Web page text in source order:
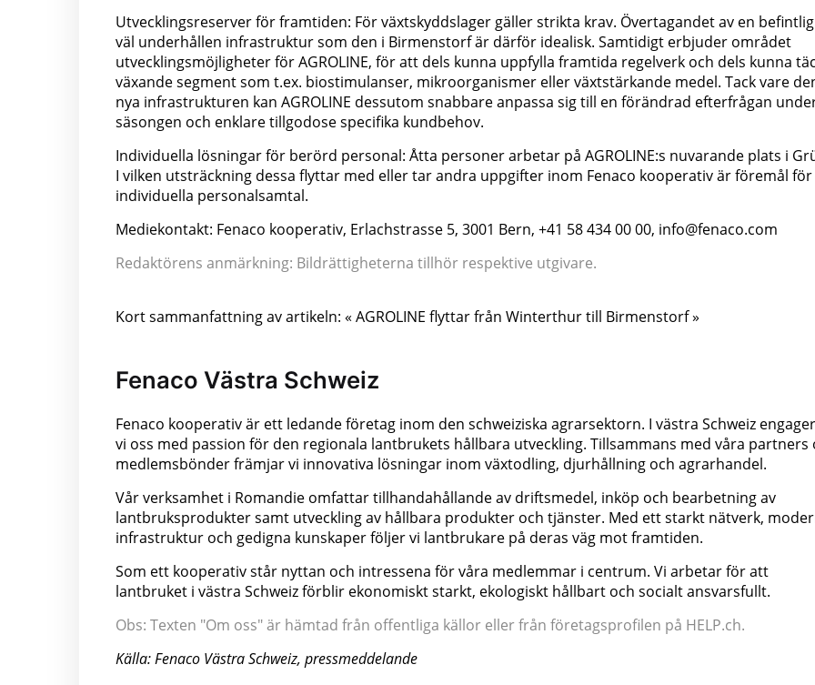
Utvecklingsreserver för framtiden: För växtskyddslager gäller strikta krav. Övertagandet av en
väl underhållen infrastruktur som den i Birmenstorf är därför idealisk. Samtidigt erbjuder området
utvecklingsmöjligheter för AGROLINE, för att dels kunna uppfylla framtida regelverk och dels kunna
växande segment som t.ex. biostimulanser, mikroorganismer eller växtstärkande medel. Tack vare
nya infrastrukturen kan AGROLINE dessutom snabbare anpassa sig till en förändrad efterfrågan
säsongen och enklare tillgodose specifika kundbehov.
Individuella lösningar för berörd personal: Åtta personer arbetar på AGROLINE:s nuvarande plats i
I vilken utsträckning dessa flyttar med eller tar andra uppgifter inom Fenaco kooperativ är föremål för
individuella personalsamtal.
Mediekontakt: Fenaco kooperativ, Erlachstrasse 5, 3001 Bern, +41 58 434 00 00, info@fenaco.com
Redaktörens anmärkning: Bildrättigheterna tillhör respektive utgivare.
Kort sammanfattning av artikeln: « AGROLINE flyttar från Winterthur till Birmenstorf »
Fenaco Västra Schweiz
Fenaco kooperativ är ett ledande företag inom den schweiziska agrarsektorn. I västra Schweiz
vi oss med passion för den regionala lantbrukets hållbara utveckling. Tillsammans med våra partners
medlemsbönder främjar vi innovativa lösningar inom växtodling, djurhållning och agrarhandel.
Vår verksamhet i Romandie omfattar tillhandahållande av driftsmedel, inköp och bearbetning av
lantbruksprodukter samt utveckling av hållbara produkter och tjänster. Med ett starkt nätverk,
infrastruktur och gedigna kunskaper följer vi lantbrukare på deras väg mot framtiden.
Som ett kooperativ står nyttan och intressena för våra medlemmar i centrum. Vi arbetar för att
lantbruket i västra Schweiz förblir ekonomiskt starkt, ekologiskt hållbart och socialt ansvarsfullt.
Obs: Texten "Om oss" är hämtad från offentliga källor eller från företagsprofilen på HELP.ch.
Källa: Fenaco Västra Schweiz, pressmeddelande